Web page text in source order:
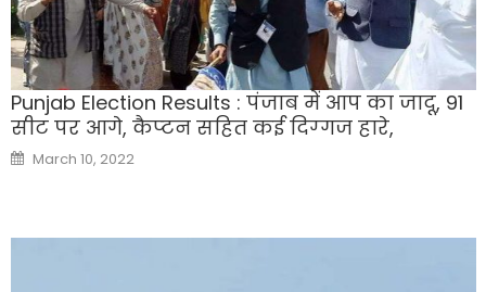
Punjab Election Results : पंजाब में आप का जादू, 91
सीट पर आगे, कैप्‍टन सहित कई दिग्‍गज हारे,
Posted
on
March 10, 2022